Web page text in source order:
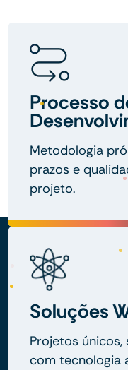
Processo
Metodologia
prazos e
projeto.
Soluções
Projetos
com tecnologia